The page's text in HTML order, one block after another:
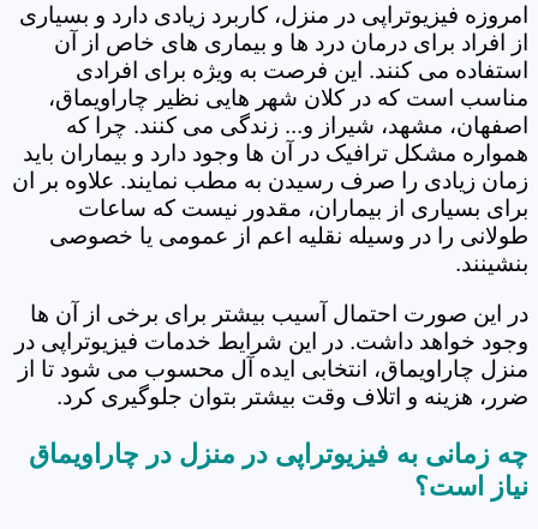
امروزه فیزیوتراپی در منزل، کاربرد زیادی دارد و بسیاری
از افراد برای درمان درد ها و بیماری های خاص از آن
استفاده می کنند. این فرصت به ویژه برای افرادی
مناسب است که در کلان شهر هایی نظیر چاراویماق،
اصفهان، مشهد، شیراز و... زندگی می کنند. چرا که
همواره مشکل ترافیک در آن ها وجود دارد و بیماران باید
زمان زیادی را صرف رسیدن به مطب نمایند. علاوه بر ان
برای بسیاری از بیماران، مقدور نیست که ساعات
طولانی را در وسیله نقلیه اعم از عمومی یا خصوصی
بنشینند.
در این صورت احتمال آسیب بیشتر برای برخی از آن ها
وجود خواهد داشت. در این شرایط خدمات فیزیوتراپی در
منزل چاراویماق، انتخابی ایده آل محسوب می شود تا از
ضرر، هزینه و اتلاف وقت بیشتر بتوان جلوگیری کرد.
چه زمانی به فیزیوتراپی در منزل در چاراویماق
نیاز است؟